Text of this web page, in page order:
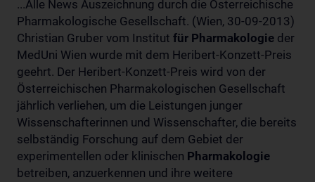
...Alle News Auszeichnung durch die Österreichische
Pharmakologische Gesellschaft. (Wien, 30-09-2013)
Christian Gruber vom Institut für Pharmakologie der
MedUni Wien wurde mit dem Heribert-Konzett-Preis
geehrt. Der Heribert-Konzett-Preis wird von der
Österreichischen Pharmakologischen Gesellschaft
jährlich verliehen, um die Leistungen junger
Wissenschafterinnen und Wissenschafter, die bereits
selbständig Forschung auf dem Gebiet der
experimentellen oder klinischen Pharmakologie
betreiben, anzuerkennen und ihre weitere